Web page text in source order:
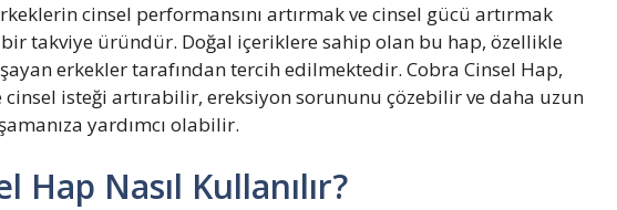
cinsel performansını artırmak ve cinsel gücü artırmak
takviye üründür. Doğal içeriklere sahip olan bu hap, özellikle
erkekler tarafından tercih edilmektedir. Cobra Cinsel Hap,
cinsel isteği artırabilir, ereksiyon sorununu çözebilir ve daha uzun
yardımcı olabilir.
Hap Nasıl Kullanılır?